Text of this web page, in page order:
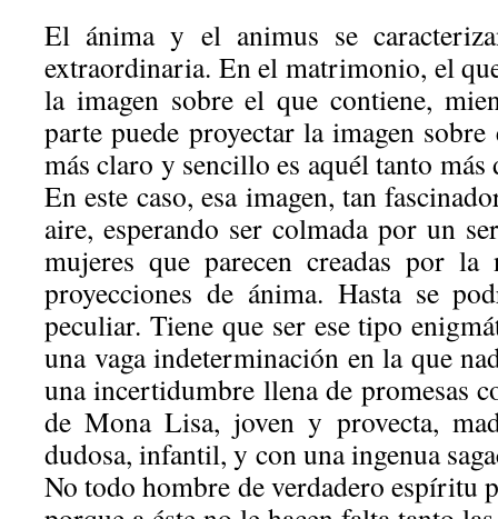
El ánima y el animus se
extraordinaria. En el matrimonio, el
la imagen sobre el que contiene,
parte puede proyectar la imagen
más claro y sencillo es aquél tanto
En este caso, esa imagen, tan
aire, esperando ser colmada por un
mujeres que parecen creadas por la
proyecciones de ánima. Hasta se
peculiar. Tiene que ser ese tipo
una vaga indeterminación en la que
una incertidumbre llena de promesas
de Mona Lisa, joven y provecta,
dudosa, infantil, y con una ingenua
No todo hombre de verdadero espíritu